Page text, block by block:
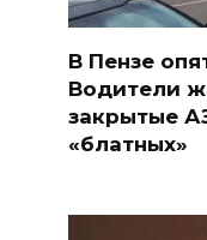
В Пензе
Водители
закрытые
«блатных»